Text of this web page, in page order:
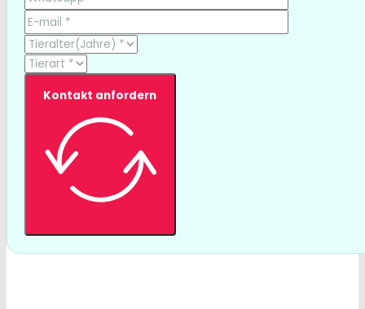
Kontakt anfordern